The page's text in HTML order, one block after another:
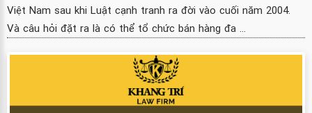
Việt Nam sau khi Luật cạnh tranh ra đời vào cuối năm 2004.
Và câu hỏi đặt ra là có thể tổ chức bán hàng đa ...